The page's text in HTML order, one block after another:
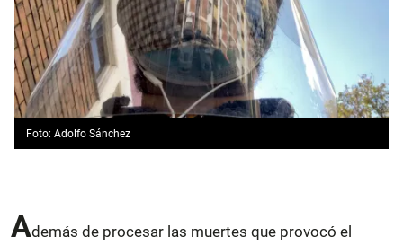
Foto: Adolfo Sánchez
Además de procesar las muertes que provocó el